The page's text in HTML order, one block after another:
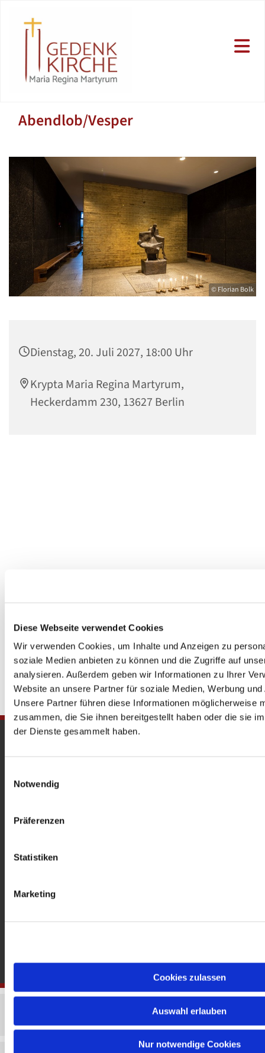
Diese Webseite verwendet Cookies
Wir verwenden Cookies, um Inhalte und Anzeigen zu
soziale Medien anbieten zu können und die Zugriffe auf
analysieren. Außerdem geben wir Informationen zu Ihrer
Website an unsere Partner für soziale Medien, Werbung
Unsere Partner führen diese Informationen möglicherweise
zusammen, die Sie ihnen bereitgestellt haben oder die sie
der Dienste gesammelt haben.
Notwendig
Präferenzen
Statistiken
Marketing
Cookies zulassen
Auswahl erlauben
Nur notwendige Cookies
Abendlob/Vesper
© Florian Bolk
Dienstag, 20. Juli 2027, 18:00 Uhr
Krypta Maria Regina Martyrum,
Heckerdamm 230, 13627 Berlin
Heckerdamm 230, 13627 Berlin |
Offene Kirche: Täglich 08-18 Uhr